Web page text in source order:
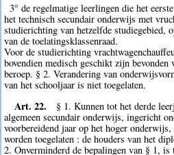
3° de regelmatige leerlingen die het
het technisch secundair onderwijs met
studierichting van hetzelfde studiegebied,
van de toelatingsklassenraad.
Voor de studierichting
bovendien medisch geschikt zijn
beroep. § 2. Verandering van
van het schooljaar is niet toegelaten.
Art. 22.
§ 1. Kunnen tot het derde
algemeen secundair onderwijs, ingericht
voorbereidend jaar op het hoger
worden toegelaten : de houders van het
2. Onverminderd de bepalingen van § 1, is